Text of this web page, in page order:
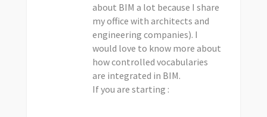
about BIM a lot because I share
my office with architects and
engineering companies). I
would love to know more about
how controlled vocabularies
are integrated in BIM.
If you are starting :